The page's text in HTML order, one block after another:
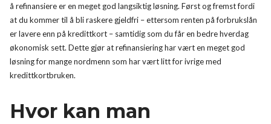
å refinansiere er en meget god langsiktig løsning. Først og fremst fordi
at du kommer til å bli raskere gjeldfri – ettersom renten på forbrukslån
er lavere enn på kredittkort – samtidig som du får en bedre hverdag
økonomisk sett. Dette gjør at refinansiering har vært en meget god
løsning for mange nordmenn som har vært litt for ivrige med
kredittkortbruken.
Hvor kan man